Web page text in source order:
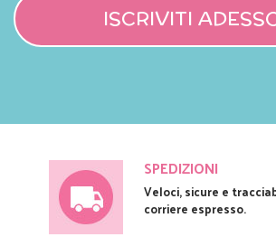
ISCRIVITI
SPEDIZIONI
Veloci, sicure e
corriere espresso.